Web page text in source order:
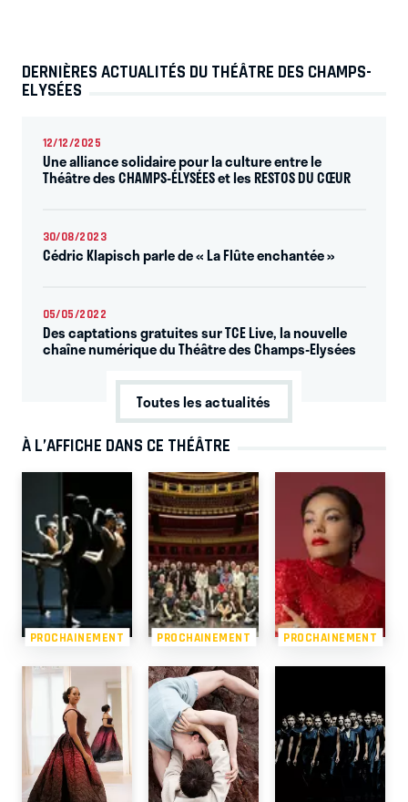
DERNIÈRES ACTUALITÉS DU THÉÂTRE DES CHAMPS-
ELYSÉES
12/12/2025
Une alliance solidaire pour la culture entre le
Théâtre des CHAMPS-ÉLYSÉES et les RESTOS DU CŒUR
30/08/2023
Cédric Klapisch parle de « La Flûte enchantée »
05/05/2022
Des captations gratuites sur TCE Live, la nouvelle
chaîne numérique du Théâtre des Champs-Elysées
Toutes les actualités
À L’AFFICHE DANS CE THÉÂTRE
PROCHAINEMENT PROCHAINEMENT PROCHAINEMENT